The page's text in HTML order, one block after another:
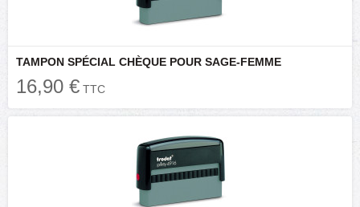
TAMPON SPÉCIAL CHÈQUE POUR SAGE-FEMME
16,90 € TTC